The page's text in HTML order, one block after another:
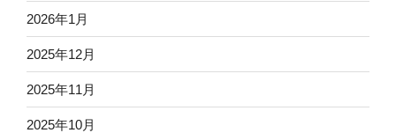
2026年1月
2025年12月
2025年11月
2025年10月